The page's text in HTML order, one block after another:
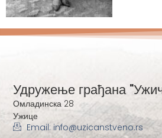
Удружење грађана
Омладинска 28
Ужице
Email: info@uzicanstveno.rs